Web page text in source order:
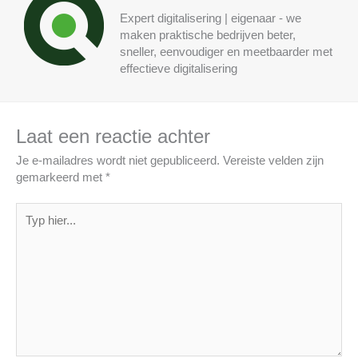
Expert digitalisering | eigenaar - we
maken praktische bedrijven beter,
sneller, eenvoudiger en meetbaarder met
effectieve digitalisering
Laat een reactie achter
Je e-mailadres wordt niet gepubliceerd. Vereiste velden zijn
gemarkeerd met *
hier...